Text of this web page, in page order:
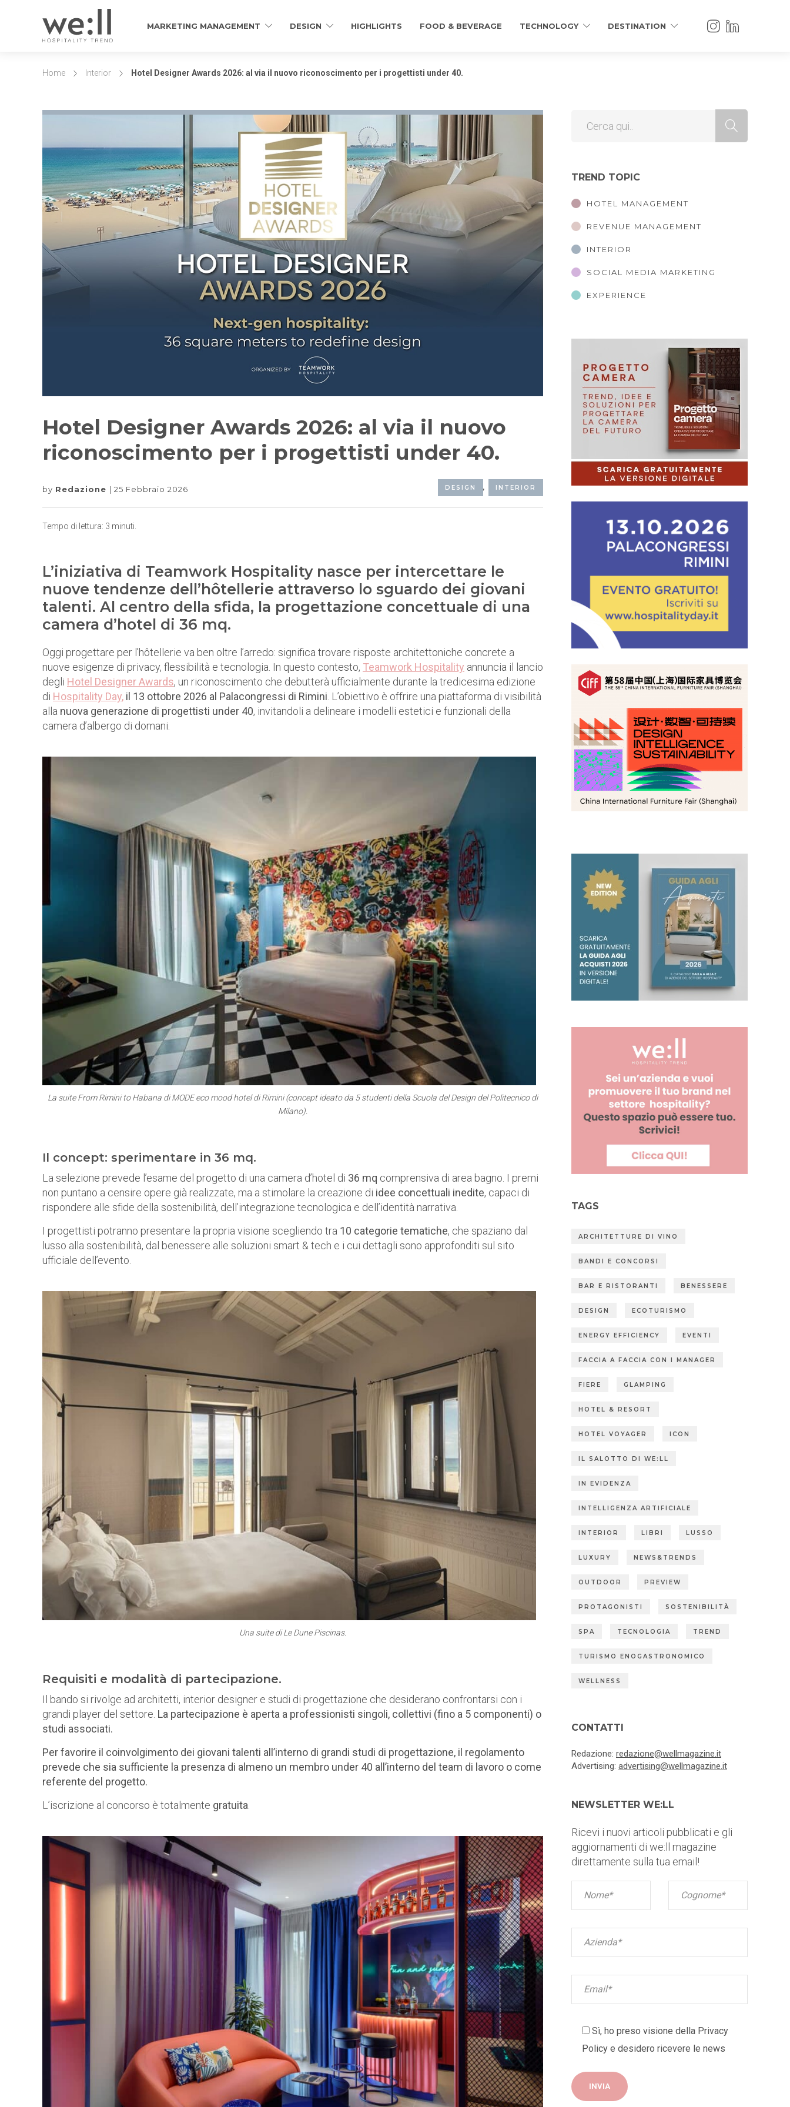
MARKETING MANAGEMENT DESIGN HIGHLIGHTS FOOD & BEVERAGE TECHNOLOGY DESTINATION
Home Interior Hotel Designer Awards 2026: al via il nuovo riconoscimento per i progettisti under 40.
Hotel Designer Awards 2026: al via il nuovo
riconoscimento per i progettisti under 40.
by Redazione 25 Febbraio 2026 DESIGN , INTERIOR
Tempo di lettura: 3 minuti.
L’iniziativa di Teamwork Hospitality nasce per intercettare le
nuove tendenze dell’hôtellerie attraverso lo sguardo dei giovani
talenti. Al centro della sfida, la progettazione concettuale di una
camera d’hotel di 36 mq.
Oggi progettare per l’hôtellerie va ben oltre l’arredo: significa trovare risposte architettoniche concrete a
nuove esigenze di privacy, flessibilità e tecnologia. In questo contesto, Teamwork Hospitality annuncia il lancio
degli Hotel Designer Awards, un riconoscimento che debutterà ufficialmente durante la tredicesima edizione
di Hospitality Day, il 13 ottobre 2026 al Palacongressi di Rimini. L’obiettivo è offrire una piattaforma di visibilità
alla nuova generazione di progettisti under 40, invitandoli a delineare i modelli estetici e funzionali della
camera d’albergo di domani.
La suite From Rimini to Habana di MODE eco mood hotel di Rimini (concept ideato da 5 studenti della Scuola del Design del Politecnico di
Milano).
Il concept: sperimentare in 36 mq.
La selezione prevede l’esame del progetto di una camera d’hotel di 36 mq comprensiva di area bagno. I premi
non puntano a censire opere già realizzate, ma a stimolare la creazione di idee concettuali inedite, capaci di
rispondere alle sfide della sostenibilità, dell’integrazione tecnologica e dell’identità narrativa.
I progettisti potranno presentare la propria visione scegliendo tra 10 categorie tematiche, che spaziano dal
lusso alla sostenibilità, dal benessere alle soluzioni smart & tech e i cui dettagli sono approfonditi sul sito
ufficiale dell’evento.
Una suite di Le Dune Piscinas.
Requisiti e modalità di partecipazione.
Il bando si rivolge ad architetti, interior designer e studi di progettazione che desiderano confrontarsi con i
grandi player del settore. La partecipazione è aperta a professionisti singoli, collettivi (fino a 5 componenti) o
studi associati.
Per favorire il coinvolgimento dei giovani talenti all’interno di grandi studi di progettazione, il regolamento
prevede che sia sufficiente la presenza di almeno un membro under 40 all’interno del team di lavoro o come
referente del progetto.
L’iscrizione al concorso è totalmente gratuita
TREND TOPIC
HOTEL MANAGEMENT
REVENUE MANAGEMENT
INTERIOR
SOCIAL MEDIA MARKETING
EXPERIENCE
TAGS
ARCHITETTURE DI VINO
BANDI E CONCORSI
BAR E RISTORANTI BENESSERE
DESIGN ECOTURISMO
ENERGY EFFICIENCY EVENTI
FACCIA A FACCIA CON I MANAGER
FIERE GLAMPING
HOTEL & RESORT
HOTEL VOYAGER ICON
IL SALOTTO DI WE:LL
IN EVIDENZA
INTELLIGENZA ARTIFICIALE
INTERIOR LIBRI LUSSO
LUXURY NEWS&TRENDS
OUTDOOR PREVIEW
PROTAGONISTI SOSTENIBILITÀ
SPA TECNOLOGIA TREND
TURISMO ENOGASTRONOMICO
WELLNESS
CONTATTI
Redazione: redazione@wellmagazine.it
Advertising: advertising@wellmagazine.it
NEWSLETTER WE:LL
Ricevi i nuovi articoli pubblicati e gli
aggiornamenti di we:ll magazine
direttamente sulla tua email!
Sì, ho preso visione della Privacy
Policy e desidero ricevere le news